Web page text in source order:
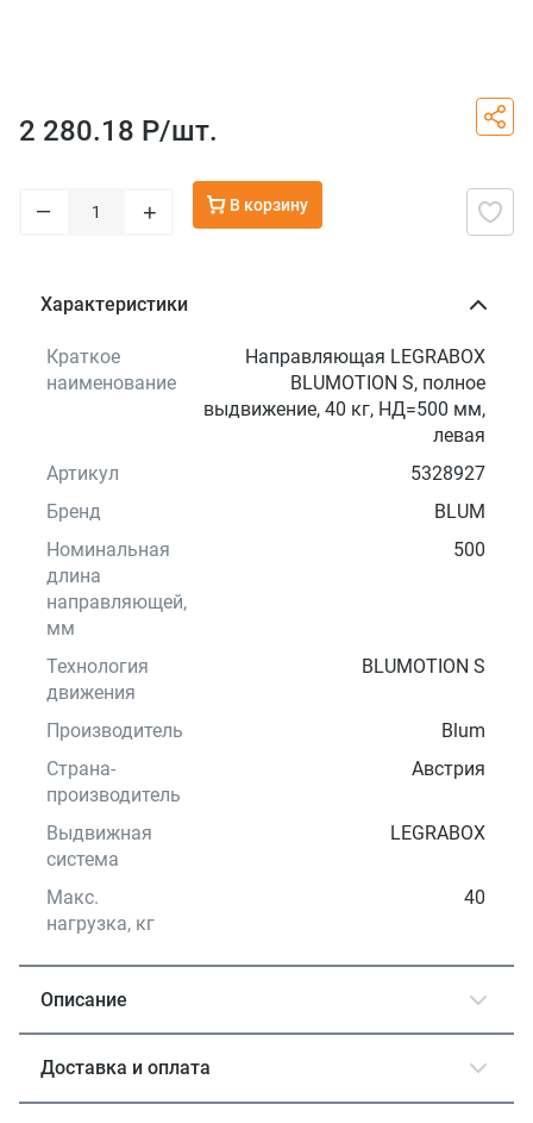
2 280.18 Р/шт.
– + В корзину
Характеристики
Краткое
наименование
Направляющая LEGRABOX
BLUMOTION S, полное
выдвижение, 40 кг, НД=500 мм,
левая
Артикул
5328927
Бренд
BLUM
Номинальная
длина
направляющей,
мм
500
Технология
движения
BLUMOTION S
Производитель
Blum
Страна-
производитель
Австрия
Выдвижная
система
LEGRABOX
Макс.
нагрузка, кг
40
Описание
Доставка и оплата